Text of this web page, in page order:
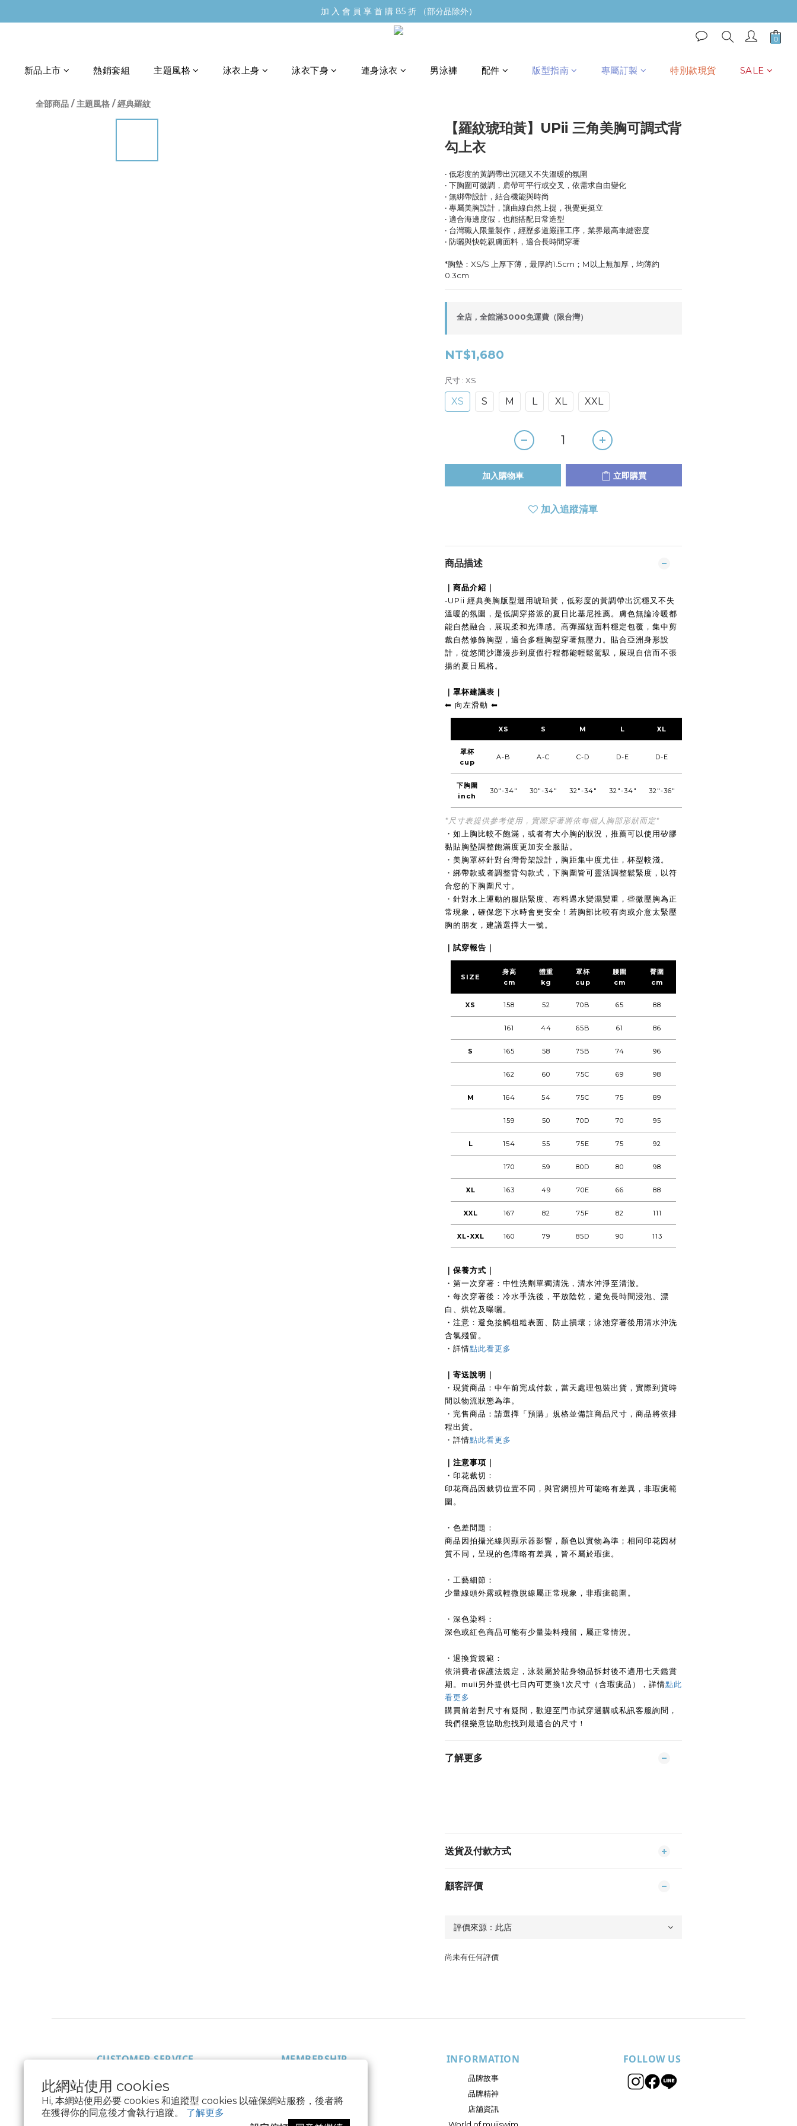
此網站使用 cookies
Hi, 本網站使用必要 cookies 和追蹤型 cookies 以確保網站服務，後者將
在獲得你的同意後才會執行追蹤。 了解更多
加 入 會 員 享 首 購 85 折 （部分品除外）
新品上市 熱銷套組 主題風格 泳衣上身 泳衣下身 連身泳衣 男泳褲 配件 版型指南 專屬訂製 特別款現貨 SALE
全部商品 /主題風格 /經典羅紋
【羅紋琥珀黃】UPii 三角美胸可調式背
勾上衣
‧ 低彩度的黃調帶出沉穩又不失溫暖的氛圍
‧ 下胸圍可微調，肩帶可平行或交叉，依需求自由變化
‧ 無綁帶設計，結合機能與時尚
‧ 專屬美胸設計，讓曲線自然上提，視覺更挺立
‧ 適合海邊度假，也能搭配日常造型
‧ 台灣職人限量製作，經歷多道嚴謹工序，業界最高車縫密度
‧ 防曬與快乾親膚面料，適合長時間穿著
*胸墊：XS/S 上厚下薄，最厚約1.5cm；M以上無加厚，均薄約
0.3cm
全店，全館滿3000免運費（限台灣）
NT$1,680
尺寸 : XS
XS S M L XL XXL
加入購物車 立即購買
加入追蹤清單
商品描述
｜商品介紹｜
-UPii 經典美胸版型選用琥珀黃，低彩度的黃調帶出沉穩又不失
溫暖的氛圍，是低調穿搭派的夏日比基尼推薦。膚色無論冷暖都
能自然融合，展現柔和光澤感。高彈羅紋面料穩定包覆，集中剪
裁自然修飾胸型，適合多種胸型穿著無壓力。貼合亞洲身形設
計，從悠閒沙灘漫步到度假行程都能輕鬆駕馭，展現自信而不張
揚的夏日風格。
｜罩杯建議表｜
⬅︎ 向左滑動 ⬅︎
XS S M L XL
罩杯
cup
A-B A-C C-D D-E D-E
下胸圍
inch
30"-34" 30"-34" 32"-34" 32"-34" 32"-36"
*尺寸表提供參考使用，實際穿著將依每個人胸部形狀而定*
・ 如上胸比較不飽滿，或者有大小胸的狀況，推薦可以使用矽膠
黏貼胸墊調整飽滿度更加安全服貼。
・ 美胸罩杯針對台灣骨架設計，胸距集中度尤佳，杯型較淺。
・ 綁帶款或者調整背勾款式，下胸圍皆可靈活調整鬆緊度，以符
合您的下胸圍尺寸。
・ 針對水上運動的服貼緊度、 布料遇水變濕變重 ，些微壓胸為正
常現象，確保您下水時會更安全！ 若胸部比較有肉或介意太緊壓
胸的朋友，建議選擇大一號。
｜試穿報告｜
SIZE
身高
cm
體重
kg
罩杯
cup
腰圍
cm
臀圍
cm
XS 158 52 70B 65 88
161 44 65B 61 86
S 165 58 75B 74 96
162 60 75C 69 98
M 164 54 75C 75 89
159 50 70D 70 95
L 154 55 75E 75 92
170 59 80D 80 98
XL 163 49 70E 66 88
XXL 167 82 75F 82 111
XL-XXL 160 79 85D 90 113
｜保養方式｜
・第一次穿著：中性洗劑單獨清洗，清水沖淨至清澈。
・每次穿著後：冷水手洗後，平放陰乾，避免長時間浸泡、漂
白、烘乾及曝曬。
・注意：避免接觸粗糙表面、防止損壞；泳池穿著後用清水沖洗
含氯殘留。
・ 詳情點此看更多
｜ 寄送說明｜
・現貨商品：中午前完成付款，當天處理包裝出貨，實際到貨時
間以物流狀態為準。
・完售商品：請選擇「預購」規格並備註商品尺寸，商品將依排
程出貨。
・詳情點此看更多
｜注意事項｜
・印花裁切：
印花商品因裁切位置不同，與官網照片可能略有差異，非瑕疵範
圍。
・色差問題：
商品因拍攝光線與顯示器影響，顏色以實物為準；相同印花因材
質不同，呈現的色澤略有差異，皆不屬於瑕疵。
・工藝細節：
少量線頭外露或輕微脫線屬正常現象，非瑕疵範圍。
・深色染料：
深色或紅色商品可能有少量染料殘留，屬正常情況。
・退換貨規範：
依消費者保護法規定，泳裝屬於貼身物品拆封後不適用七天鑑賞
期。muii另外提供七日內可更換1次尺寸（含瑕疵品），詳情點此
看更多
購買前若對尺寸有疑問，歡迎至門市試穿選購或私訊客服詢問，
我們很樂意協助您找到最適合的尺寸！
了解更多
送貨及付款方式
顧客評價
尚未有任何評價
立即購買
CUSTOMER SERVICE
常見問題
隱私權及使用條款
MEMBERSHIP
運送方式
INFORMATION
品牌故事
品牌精神
店舖資訊
FOLLOW US